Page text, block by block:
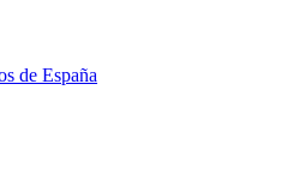
de España